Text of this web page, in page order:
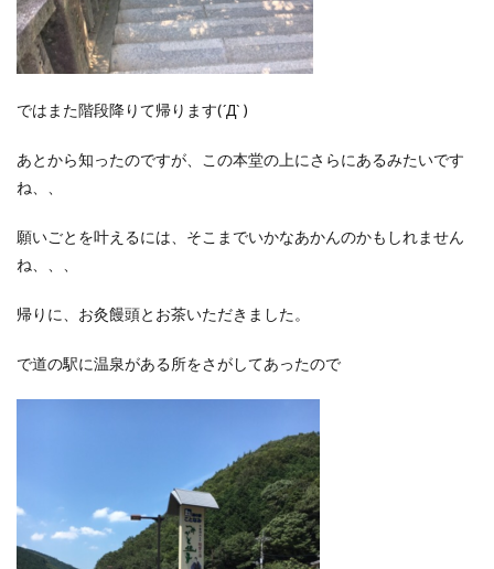
ではまた階段降りて帰ります(´Д` )
あとから知ったのですが、この本堂の上にさらにあるみたいです
ね、、
願いごとを叶えるには、そこまでいかなあかんのかもしれません
ね、、、
帰りに、お灸饅頭とお茶いただきました。
で道の駅に温泉がある所をさがしてあったので